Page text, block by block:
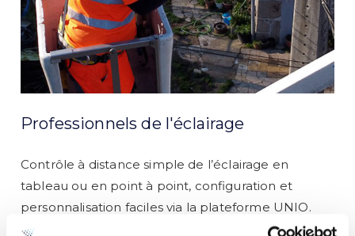
Professionnels de l'éclairage
Contrôle à distance simple de l’éclairage en
tableau ou en point à point, configuration et
personnalisation faciles via la plateforme UNIO.